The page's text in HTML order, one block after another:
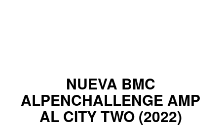
NUEVA BMC
ALPENCHALLENGE AMP
AL CITY TWO (2022)